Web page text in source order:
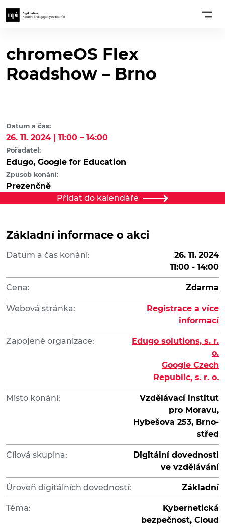
chromeOS Flex
Roadshow – Brno
Datum a čas:
26. 11. 2024 | 11:00 – 14:00
Pořadatel:
Edugo, Google for Education
Způsob konání:
Prezenčně
Přidat do kalendáře
Základní informace o akci
Datum a čas konání:
26. 11. 2024
11:00 - 14:00
Cena: Zdarma
Webová stránka:
Registrace a více
informací
Zapojené organizace:
Edugo solutions, s. r.
o.
Google Czech
Republic, s. r. o.
Místo konání:
Vzdělávací institut
pro Moravu,
Hybešova 253, Brno-
střed
Cílová skupina:
Digitální dovednosti
ve vzdělávání
Úroveň digitálních dovedností: Základní
Téma:
Kybernetická
bezpečnost, Cloud